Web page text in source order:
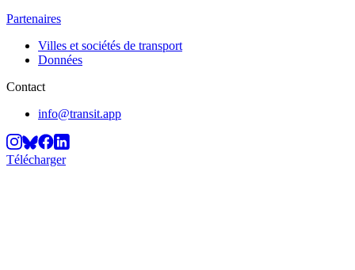
Partenaires
Villes et sociétés de transport
Données
Contact
info@transit.app
Télécharger